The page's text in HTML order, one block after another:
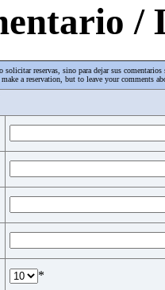
/
reservas, sino para dejar sus
a reservation, but to leave your comments
*